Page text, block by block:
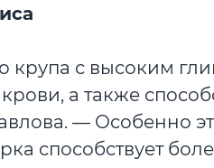
с высоким
а также
— Особенно
способствует